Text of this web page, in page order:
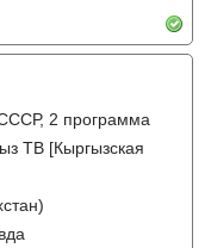
2 программа
ТВ [Кыргызская